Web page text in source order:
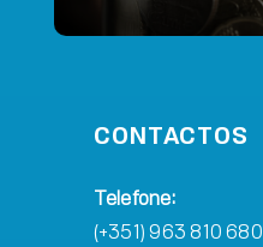
CONTACTOS
Telefone:
(+351) 963 810 680